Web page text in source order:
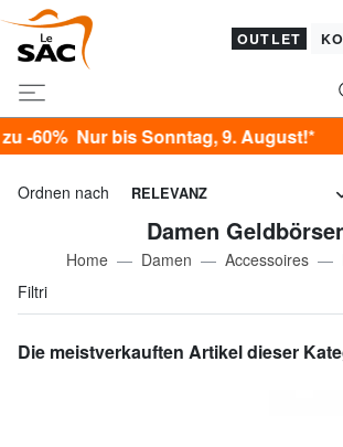
OUTLET
9. August!*
Ordnen nach RELEVANZ
Damen
Home Damen Accessoires
Filtri
Die meistverkauften Artikel dieser